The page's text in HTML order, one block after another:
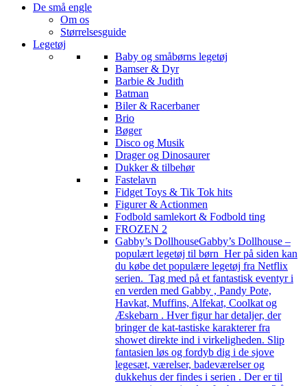
De små engle
Om os
Størrelsesguide
Legetøj
Baby og småbørns legetøj
Bamser & Dyr
Barbie & Judith
Batman
Biler & Racerbaner
Brio
Bøger
Disco og Musik
Drager og Dinosaurer
Dukker & tilbehør
Fastelavn
Fidget Toys & Tik Tok hits
Figurer & Actionmen
Fodbold samlekort & Fodbold ting
FROZEN 2
Gabby’s DollhouseGabby’s Dollhouse –
populært legetøj til børn Her på siden kan
du købe det populære legetøj fra Netflix
serien. Tag med på et fantastisk eventyr i
en verden med Gabby , Pandy Pote,
Havkat, Muffins, Alfekat, Coolkat og
Æskebarn . Hver figur har detaljer, der
bringer de kat-tastiske karakterer fra
showet direkte ind i virkeligheden. Slip
fantasien løs og fordyb dig i de sjove
legesæt, værelser, badeværelser og
dukkehus der findes i serien . Der er til